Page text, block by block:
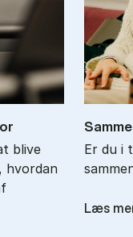
blive
hvordan
Er du i
Læs